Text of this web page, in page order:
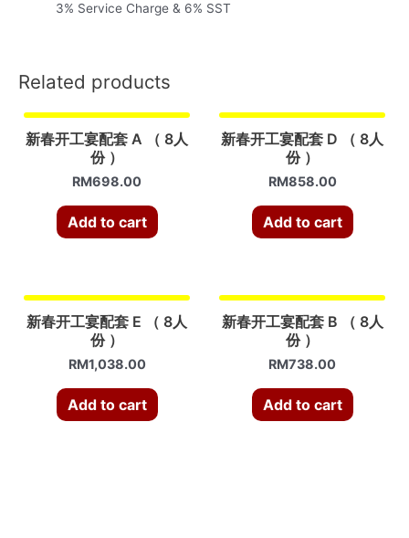
）
quantity
3% Service Charge & 6% SST
Related products
新春开工宴配套 A （ 8人
份 ）
RM698.00
Add to cart
新春开工宴配套 D （ 8人
份 ）
RM858.00
Add to cart
新春开工宴配套 E （ 8人
份 ）
RM1,038.00
Add to cart
新春开工宴配套 B （ 8人
份 ）
RM738.00
Add to cart